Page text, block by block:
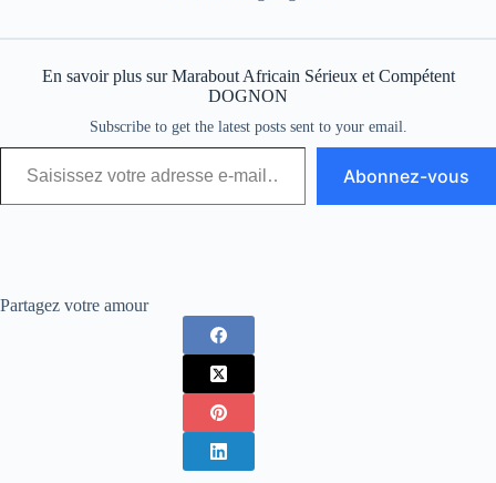
En savoir plus sur Marabout Africain Sérieux et Compétent
DOGNON
Subscribe to get the latest posts sent to your email.
Abonnez-vous
Partagez votre amour